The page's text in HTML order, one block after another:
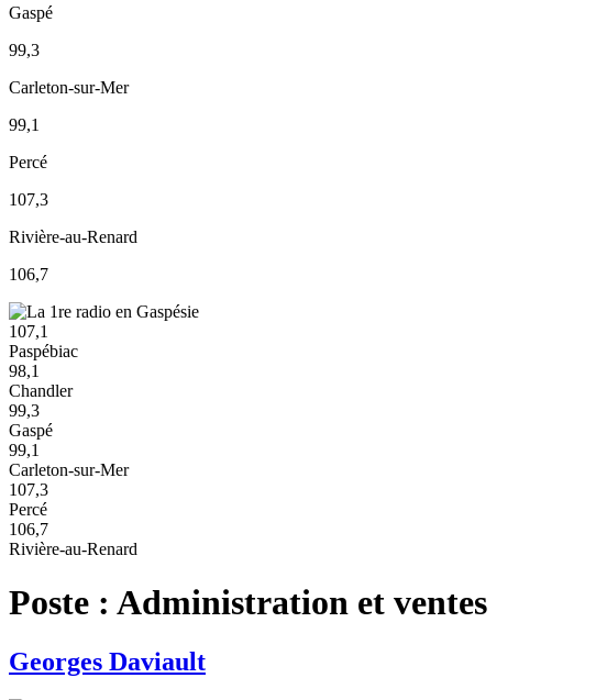
Gaspé
99,3
Carleton-sur-Mer
99,1
Percé
107,3
Rivière-au-Renard
106,7
107,1
Paspébiac
98,1
Chandler
99,3
Gaspé
99,1
Carleton-sur-Mer
107,3
Percé
106,7
Rivière-au-Renard
Poste : Administration et ventes
Georges Daviault